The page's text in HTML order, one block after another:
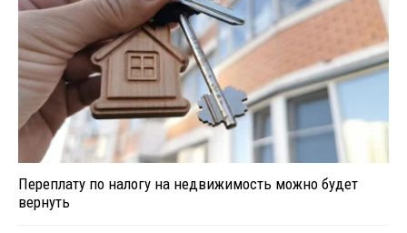
Переплату по налогу на недвижимость можно будет
вернуть